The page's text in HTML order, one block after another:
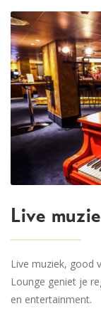
Live
Live muziek, good
Lounge geniet je
en entertainment.